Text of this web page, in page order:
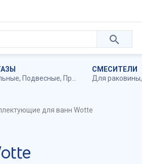
, Подвесные, Приставные
СМЕСИТЕЛИ
Для раковины,
для ванн Wotte